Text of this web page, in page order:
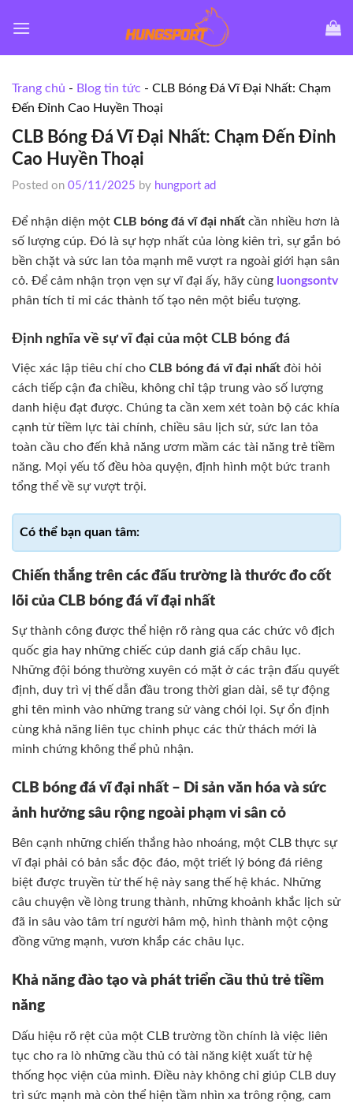
Trang chủ - Blog tin tức - CLB Bóng Đá Vĩ Đại Nhất: Chạm
Đến Đỉnh Cao Huyền Thoại
CLB Bóng Đá Vĩ Đại Nhất: Chạm Đến Đỉnh
Cao Huyền Thoại
Posted on 05/11/2025 by hungport ad
Để nhận diện một CLB bóng đá vĩ đại nhất cần nhiều hơn là
số lượng cúp. Đó là sự hợp nhất của lòng kiên trì, sự gắn bó
bền chặt và sức lan tỏa mạnh mẽ vượt ra ngoài giới hạn sân
cỏ. Để cảm nhận trọn vẹn sự vĩ đại ấy, hãy cùng luongsontv
phân tích tỉ mỉ các thành tố tạo nên một biểu tượng.
Định nghĩa về sự vĩ đại của một CLB bóng đá
Việc xác lập tiêu chí cho CLB bóng đá vĩ đại nhất đòi hỏi
cách tiếp cận đa chiều, không chỉ tập trung vào số lượng
danh hiệu đạt được. Chúng ta cần xem xét toàn bộ các khía
cạnh từ tiềm lực tài chính, chiều sâu lịch sử, sức lan tỏa
toàn cầu cho đến khả năng ươm mầm các tài năng trẻ tiềm
năng. Mọi yếu tố đều hòa quyện, định hình một bức tranh
tổng thể về sự vượt trội.
Chiến thắng trên các đấu trường là thước đo cốt
lõi của CLB bóng đá vĩ đại nhất
Sự thành công được thể hiện rõ ràng qua các chức vô địch
quốc gia hay những chiếc cúp danh giá cấp châu lục.
Những đội bóng thường xuyên có mặt ở các trận đấu quyết
định, duy trì vị thế dẫn đầu trong thời gian dài, sẽ tự động
ghi tên mình vào những trang sử vàng chói lọi. Sự ổn định
cùng khả năng liên tục chinh phục các thử thách mới là
minh chứng không thể phủ nhận.
CLB bóng đá vĩ đại nhất – Di sản văn hóa và sức
ảnh hưởng sâu rộng ngoài phạm vi sân cỏ
Bên cạnh những chiến thắng hào nhoáng, một CLB thực sự
vĩ đại phải có bản sắc độc đáo, một triết lý bóng đá riêng
biệt được truyền từ thế hệ này sang thế hệ khác. Những
câu chuyện về lòng trung thành, những khoảnh khắc lịch sử
đã in sâu vào tâm trí người hâm mộ, hình thành một cộng
đồng vững mạnh, vươn khắp các châu lục.
Khả năng đào tạo và phát triển cầu thủ trẻ tiềm
năng
Dấu hiệu rõ rệt của một CLB trường tồn chính là việc liên
tục cho ra lò những cầu thủ có tài năng kiệt xuất từ hệ
thống học viện của mình. Điều này không chỉ giúp CLB duy
trì sức mạnh mà còn thể hiện tầm nhìn xa trông rộng, cam